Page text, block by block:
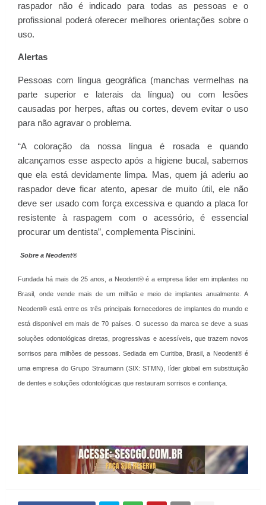
raspador não é indicado para todas as pessoas e o
profissional poderá oferecer melhores orientações sobre o
uso.
Alertas
Pessoas com língua geográfica (manchas vermelhas na
parte superior e laterais da língua) ou com lesões
causadas por herpes, aftas ou cortes, devem evitar o uso
para não agravar o problema.
“A coloração da nossa língua é rosada e quando
alcançamos esse aspecto após a higiene bucal, sabemos
que ela está devidamente limpa. Mas, quem já aderiu ao
raspador deve ficar atento, apesar de muito útil, ele não
deve ser usado com força excessiva e quando a placa for
resistente à raspagem com o acessório, é essencial
procurar um dentista”, complementa Piscinini.
Sobre a Neodent®
Fundada há mais de 25 anos, a Neodent® é a empresa líder em implantes no
Brasil, onde vende mais de um milhão e meio de implantes anualmente. A
Neodent® está entre os três principais fornecedores de implantes do mundo e
está disponível em mais de 70 países. O sucesso da marca se deve a suas
soluções odontológicas diretas, progressivas e acessíveis, que trazem novos
sorrisos para milhões de pessoas. Sediada em Curitiba, Brasil, a Neodent®️ é
uma empresa do Grupo Straumann (SIX: STMN), líder global em substituição
de dentes e soluções odontológicas que restauram sorrisos e confiança.